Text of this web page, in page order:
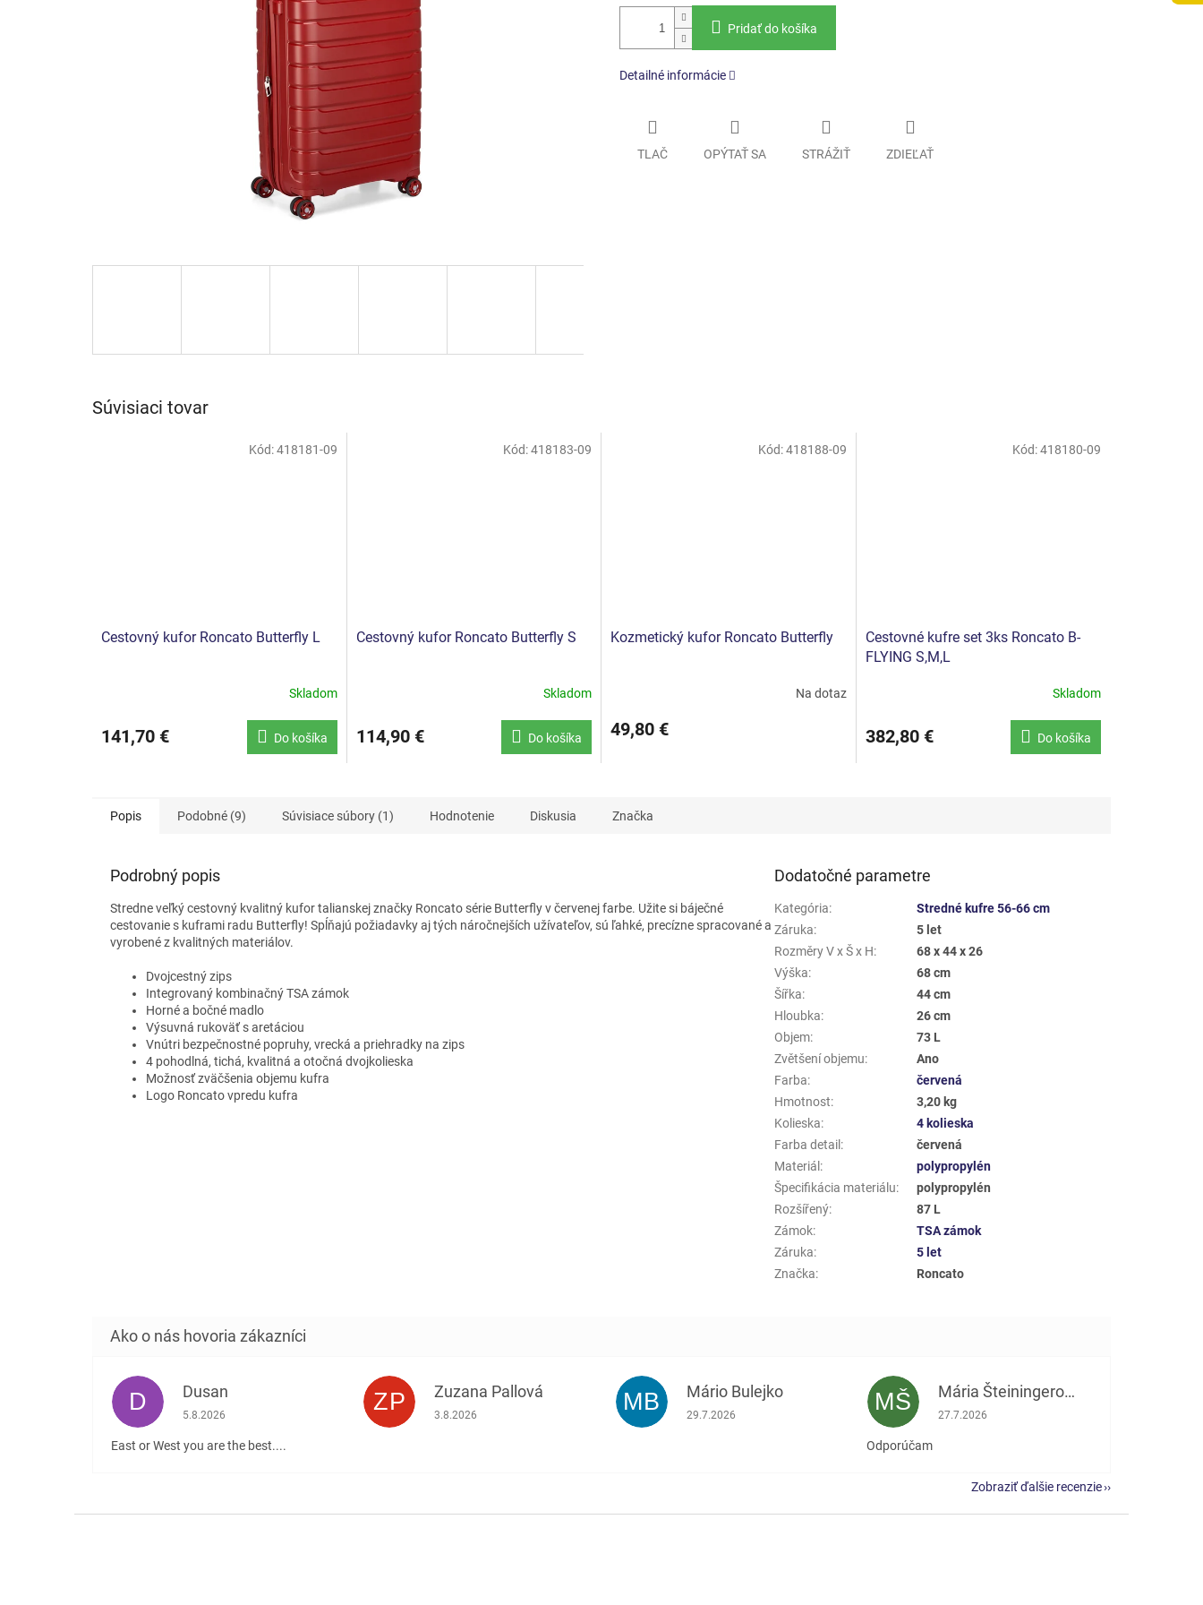
Pridať do košíka
Detailné informácie
TLAČ OPÝTAŤ SA STRÁŽIŤ ZDIEĽAŤ
Súvisiaci tovar
Cestovný kufor Roncato Butterfly L
Skladom
141,70 € Do košíka
Kód:418181-09
Cestovný kufor Roncato Butterfly S
Skladom
114,90 € Do košíka
Kód:418183-09
Kozmetický kufor Roncato Butterfly
Na dotaz
49,80 €
Kód:418188-09
Cestovné kufre set 3ks Roncato B-
FLYING S,M,L
Skladom
382,80 € Do košíka
Kód:418180-09
Popis Podobné (9) Súvisiace súbory (1) Hodnotenie Diskusia Značka
Podrobný popis
Stredne veľký cestovný kvalitný kufor talianskej značky Roncato série Butterfly v červenej farbe. Užite si báječné
cestovanie s kuframi radu Butterfly! Spĺňajú požiadavky aj tých náročnejších užívateľov, sú ľahké, precízne spracované a
vyrobené z kvalitných materiálov.
Dvojcestný zips
Integrovaný kombinačný TSA zámok
Horné a bočné madlo
Výsuvná rukoväť s aretáciou
Vnútri bezpečnostné popruhy, vrecká a priehradky na zips
4 pohodlná, tichá, kvalitná a otočná dvojkolieska
Možnosť zväčšenia objemu kufra
Logo Roncato vpredu kufra
Dodatočné parametre
Kategória:
Stredné kufre 56-66 cm
Záruka:
5 let
Rozměry V x Š x H:
68 x 44 x 26
Výška:
68 cm
Šířka:
44 cm
Hloubka:
26 cm
Objem:
73 L
Zvětšení objemu:
Ano
Farba:
červená
Hmotnost:
3,20 kg
Kolieska:
4 kolieska
Farba detail :
červená
Materiál :
polypropylén
Špecifikácia materiálu:
polypropylén
Rozšířený:
87 L
Zámok:
TSA zámok
Záruka:
5 let
Značka: Roncato
D Dusan
Hodnotenie obchodu je 5 z 5 hviezdičiek.
5.8.2026
East or West you are the best....
ZP Zuzana Pallová
Hodnotenie obchodu je 5 z 5 hviezdičiek.
3.8.2026 MB Mário Bulejko
Hodnotenie obchodu je 5 z 5 hviezdičiek.
29.7.2026 MŠ Mária Šteiningerová
Hodnotenie obchodu je 5 z 5 hviezdičiek.
27.7.2026
Odporúčam
Zobraziť ďalšie recenzie